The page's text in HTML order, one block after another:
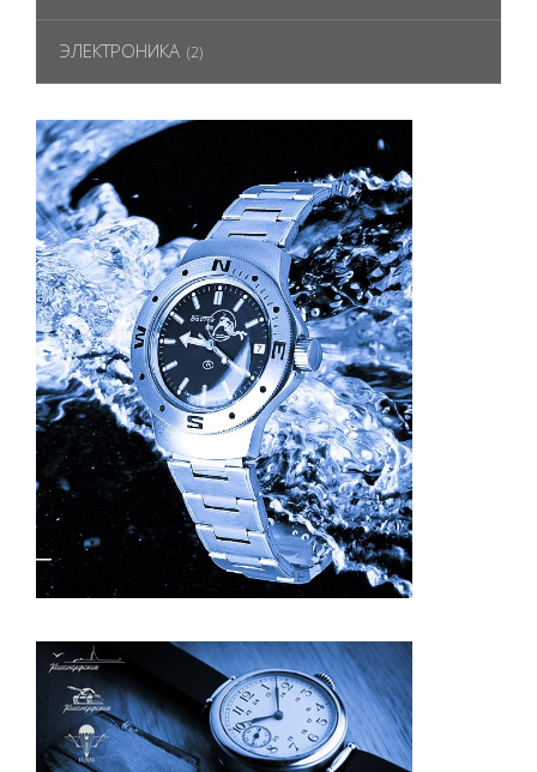
ЭЛЕКТРОНИКА (2)